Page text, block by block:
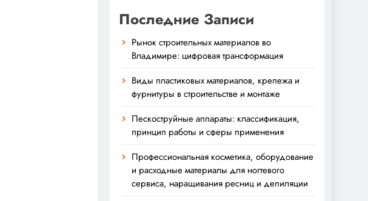
Последние Записи
Рынок строительных материалов во
Владимире: цифровая трансформация
Виды пластиковых материалов, крепежа и
фурнитуры в строительстве и монтаже
Пескоструйные аппараты: классификация,
принцип работы и сферы применения
Профессиональная косметика, оборудование
и расходные материалы для ногтевого
сервиса, наращивания ресниц и депиляции